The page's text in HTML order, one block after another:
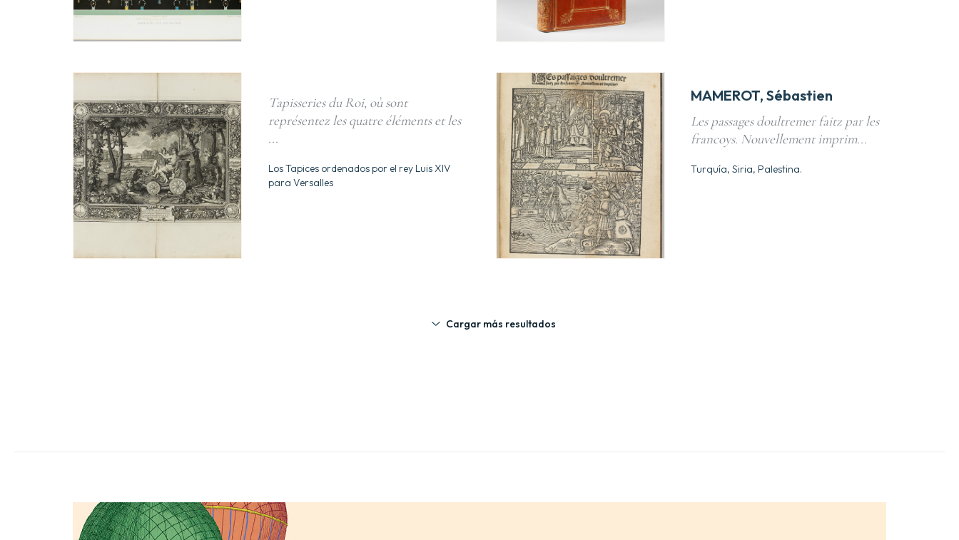
Tapisseries du Roi, où sont
représentez les quatre éléments et les
...
Los Tapices ordenados por el rey Luis XIV
para Versalles
MAMEROT, Sébastien
Les passages doultremer faitz par les
francoys. Nouvellement imprim...
Turquía, Siria, Palestina.
Cargar más resultados